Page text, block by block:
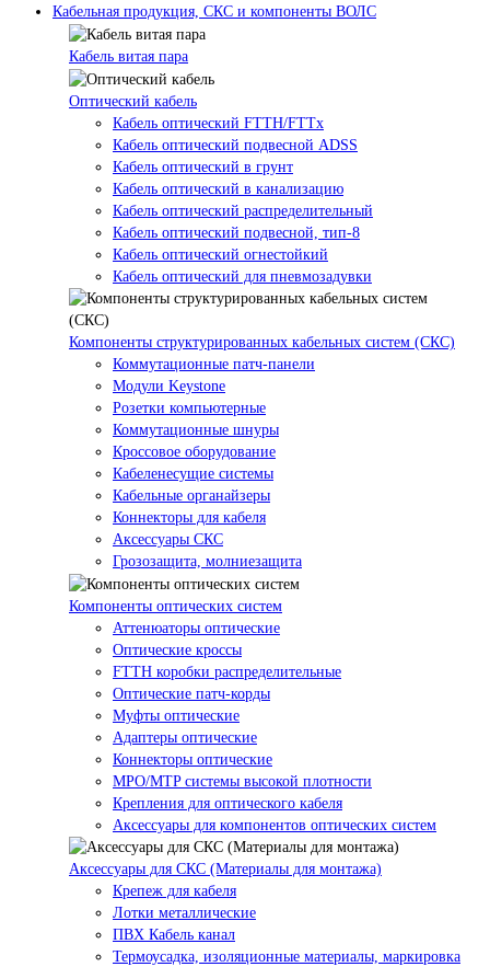
Кабельная продукция, СКС и компоненты ВОЛС
Кабель витая пара
Оптический кабель
Кабель оптический FTTH/FTTx
Кабель оптический подвесной ADSS
Кабель оптический в грунт
Кабель оптический в канализацию
Кабель оптический распределительный
Кабель оптический подвесной, тип-8
Кабель оптический огнестойкий
Кабель оптический для пневмозадувки
Компоненты структурированных кабельных систем (СКС)
Коммутационные патч-панели
Модули Keystone
Розетки компьютерные
Коммутационные шнуры
Кроссовое оборудование
Кабеленесущие системы
Кабельные органайзеры
Коннекторы для кабеля
Аксессуары СКС
Грозозащита, молниезащита
Компоненты оптических систем
Аттенюаторы оптические
Оптические кроссы
FTTH коробки распределительные
Оптические патч-корды
Муфты оптические
Адаптеры оптические
Коннекторы оптические
MPO/MTP системы высокой плотности
Крепления для оптического кабеля
Аксессуары для компонентов оптических систем
Аксессуары для СКС (Материалы для монтажа)
Крепеж для кабеля
Лотки металлические
ПВХ Кабель канал
Термоусадка, изоляционные материалы, маркировка